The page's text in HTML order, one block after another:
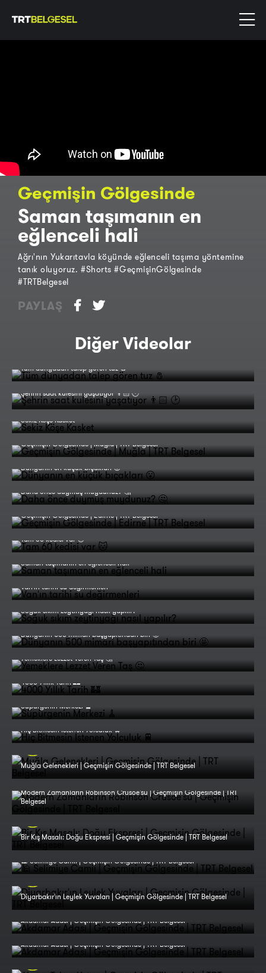
Geçmişin Gölgesinde
Saman taşımanın en
eğlenceli hali
Ağrı'nın Yukarıtavla köyünde eğlenceli taşıma yöntemine
tanık oluyoruz. #Shorts #GeçmişinGölgesinde
#TRTBelgesel
PAYLAŞ
Diğer Videolar
Tüm dünyadan talep gören tuz 🧂
Şehrin saat kulesini yaşatıyor 👨🏻 🕑
Sekiz Köşe Kasket
Geçmişin Gölgesinde | Muğla | TRT Belgesel
Dünyanın en küçük bıçakları 😮
Daha önce duymuş muydunuz? 🤔
Geçmişin Gölgesinde | Edirne | TRT Belgesel
Tam 60 kedisi var 🐱
Saman taşımanın en eğlenceli hali
Van'ın tarihi su değirmenleri
Soğuk sıkım zeytinyağı nasıl yapılır?
Dünyanın 500 mimari başyapıtından biri 🤩
Yemeklere Lezzet Veren Taş 🤔
4000 Yıllık Tarih 🏰
Süpürgenin Merkezi 🧹
Hiç Bitmesin İstenen Yolculuk 🚆
Muğla Gelenekleri | Geçmişin Gölgesinde | TRT Belgesel
Modern Zamanların Robinson Crusoe'su | Geçmişin Gölgesinde | TRT
Belgesel
Bir Kış Masalı: Doğu Ekspresi | Geçmişin Gölgesinde | TRT Belgesel
🕌 Selimiye Camii | Geçmişin Gölgesinde | TRT Belgesel
Diyarbakır'ın Leylek Yuvaları | Geçmişin Gölgesinde | TRT Belgesel
Akdamar Adası | Geçmişin Gölgesinde | TRT Belgesel
Akdamar Adası | Geçmişin Gölgesinde | TRT Belgesel